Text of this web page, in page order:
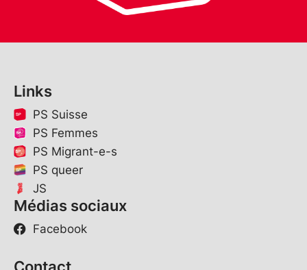
Links
PS Suisse
PS Femmes
PS Migrant-e-s
PS queer
JS
Médias sociaux
Facebook
Contact